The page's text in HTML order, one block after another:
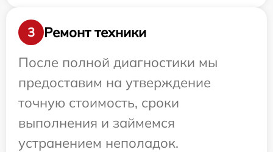
3
Ремонт техники
После полной диагностики мы
предоставим на утверждение
точную стоимость, сроки
выполнения и займемся
устранением неполадок.